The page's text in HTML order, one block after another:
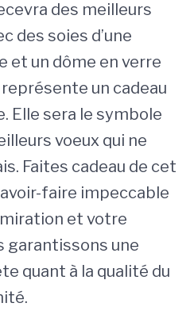
des meilleurs
des soies d’une
et un dôme en verre
un cadeau
Elle sera le symbole
voeux qui ne
Faites cadeau de cet
faire impeccable
et votre
garantissons une
quant à la qualité du